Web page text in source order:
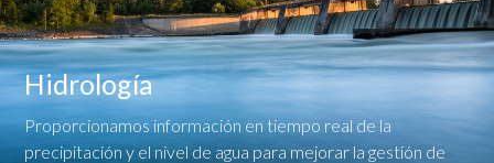
Hidrología
Proporcionamos información en tiempo real de la
precipitación y el nivel de agua para mejorar la gestión de